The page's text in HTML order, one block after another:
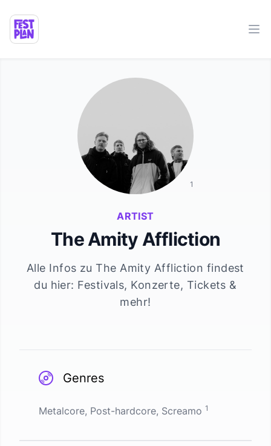
ARTIST
The Amity Affliction
Alle Infos zu The Amity Affliction findest
du hier: Festivals, Konzerte, Tickets &
mehr!
1
Genres
Metalcore, Post-hardcore, Screamo 1